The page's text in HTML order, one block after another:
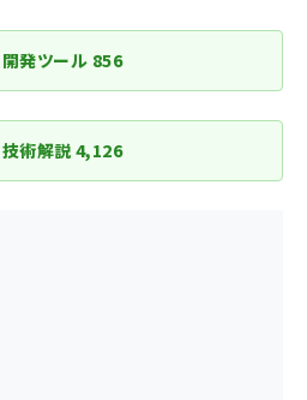
ジ
送
り
開発ツール 856
技術解説 4,126